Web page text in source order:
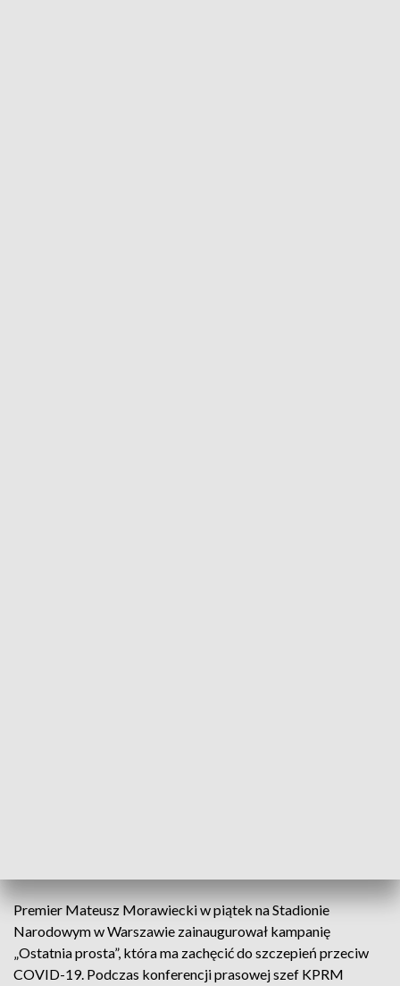
Premier Mateusz Morawiecki w piątek na Stadionie
Narodowym w Warszawie zainaugurował kampanię
„Ostatnia prosta”, która ma zachęcić do szczepień przeciw
COVID-19. Podczas konferencji prasowej szef KPRM